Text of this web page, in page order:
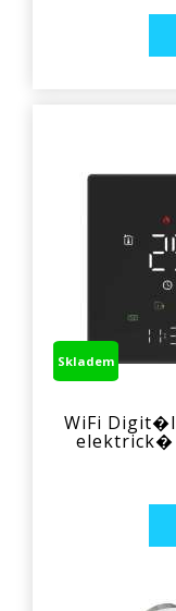
Skladem
WiFi